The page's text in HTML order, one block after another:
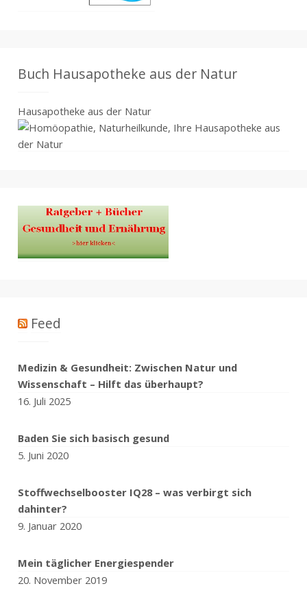
Buch Hausapotheke aus der Natur
Hausapotheke aus der Natur
Feed
Medizin & Gesundheit: Zwischen Natur und
Wissenschaft – Hilft das überhaupt?
16. Juli 2025
Baden Sie sich basisch gesund
5. Juni 2020
Stoffwechselbooster IQ28 – was verbirgt sich
dahinter?
9. Januar 2020
Mein täglicher Energiespender
20. November 2019